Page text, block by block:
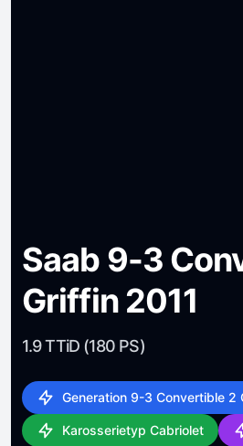
Saab 9-3
Griffin 2011
1.9 TTiD (180 PS)
Generation 9-3 Convertible 2
Karosserietyp Cabriolet